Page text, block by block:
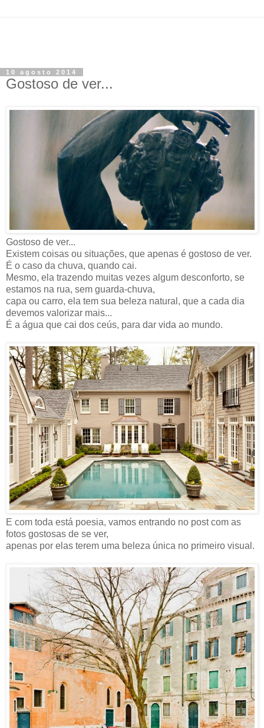
10 agosto 2014
Gostoso de ver...
Gostoso de ver...
Existem coisas ou situações, que apenas é gostoso de ver.
É o caso da chuva, quando cai.
Mesmo, ela trazendo muitas vezes algum desconforto, se
estamos na rua, sem guarda-chuva,
capa ou carro, ela tem sua beleza natural, que a cada dia
devemos valorizar mais...
É a água que cai dos ceús, para dar vida ao mundo.
E com toda está poesia, vamos entrando no post com as
fotos gostosas de se ver,
apenas por elas terem uma beleza única no primeiro visual.